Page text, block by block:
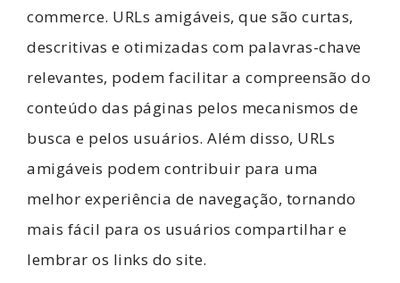
commerce. URLs amigáveis, que são curtas,
descritivas e otimizadas com palavras-chave
relevantes, podem facilitar a compreensão do
conteúdo das páginas pelos mecanismos de
busca e pelos usuários. Além disso, URLs
amigáveis podem contribuir para uma
melhor experiência de navegação, tornando
mais fácil para os usuários compartilhar e
lembrar os links do site.